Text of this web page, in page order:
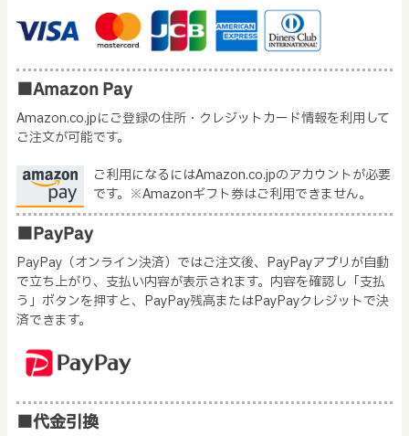
■Amazon Pay
Amazon.co.jpにご登録の住所・クレジットカード情報を利用して
ご注文が可能です。
ご利用になるにはAmazon.co.jpのアカウントが必要
です。※Amazonギフト券はご利用できません。
■PayPay
PayPay（オンライン決済）ではご注文後、PayPayアプリが自動
で立ち上がり、支払い内容が表示されます。内容を確認し「支払
う」ボタンを押すと、PayPay残高またはPayPayクレジットで決
済できます。
■代金引換